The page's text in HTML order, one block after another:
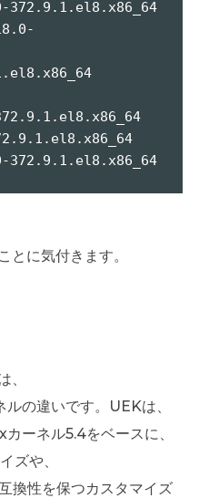
372.9.1.el8.x86_64
372.9.1.el8.x86_64
とに気付きます。
、
の違いです。UEKは、
ーネル5.4をベースに、
ズや、
換性を保つカスタマイズ